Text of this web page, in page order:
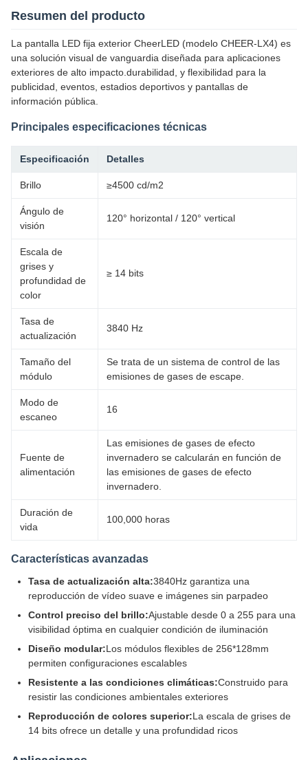
Resumen del producto
La pantalla LED fija exterior CheerLED (modelo CHEER-LX4) es
una solución visual de vanguardia diseñada para aplicaciones
exteriores de alto impacto.durabilidad, y flexibilidad para la
publicidad, eventos, estadios deportivos y pantallas de
información pública.
Principales especificaciones técnicas
Especificación Detalles
Brillo ≥4500 cd/m2
Ángulo de
visión
120° horizontal / 120° vertical
Escala de
grises y
profundidad de
color
≥ 14 bits
Tasa de
actualización
3840 Hz
Tamaño del
módulo
Se trata de un sistema de control de las
emisiones de gases de escape.
Modo de
escaneo
16
Fuente de
alimentación
Las emisiones de gases de efecto
invernadero se calcularán en función de
las emisiones de gases de efecto
invernadero.
Duración de
vida
100,000 horas
Características avanzadas
Tasa de actualización alta:3840Hz garantiza una
reproducción de vídeo suave e imágenes sin parpadeo
Control preciso del brillo:Ajustable desde 0 a 255 para una
visibilidad óptima en cualquier condición de iluminación
Diseño modular:Los módulos flexibles de 256*128mm
permiten configuraciones escalables
Resistente a las condiciones climáticas:Construido para
resistir las condiciones ambientales exteriores
Reproducción de colores superior:La escala de grises de
14 bits ofrece un detalle y una profundidad ricos